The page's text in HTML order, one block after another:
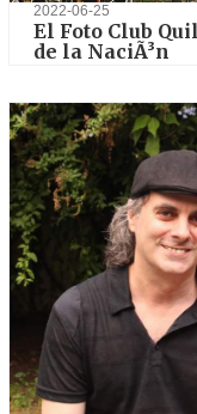
2022-06-25
El Foto Club
de la NaciÃ³n